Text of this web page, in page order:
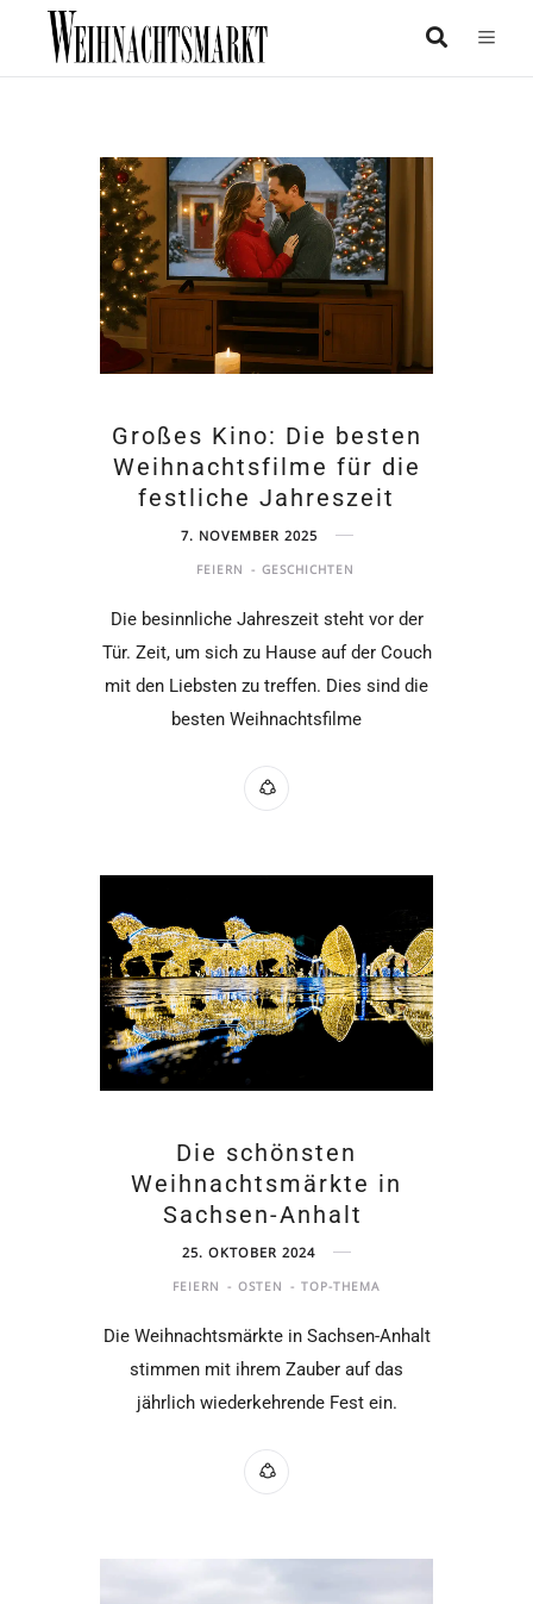
Großes Kino: Die besten
Weihnachtsfilme für die
festliche Jahreszeit
7. NOVEMBER 2025
FEIERN GESCHICHTEN
Die besinnliche Jahreszeit steht vor der
Tür. Zeit, um sich zu Hause auf der Couch
mit den Liebsten zu treffen. Dies sind die
besten Weihnachtsfilme
Die schönsten
Weihnachtsmärkte in
Sachsen-Anhalt
25. OKTOBER 2024
FEIERN OSTEN TOP-THEMA
Die Weihnachtsmärkte in Sachsen-Anhalt
stimmen mit ihrem Zauber auf das
jährlich wiederkehrende Fest ein.